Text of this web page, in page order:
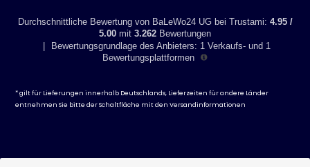
Durchschnittliche Bewertung von BaLeWo24 UG bei Trustami: 4.95 /
5.00 mit 3.262 Bewertungen
Bewertungsgrundlage des Anbieters: 1 Verkaufs- und 1
Bewertungsplattformen
* gilt für Lieferungen innerhalb Deutschlands, Lieferzeiten für andere Länder
entnehmen Sie bitte der Schaltfläche mit denVersandinformationen